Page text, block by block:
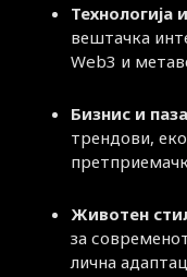
Технологија
вештачка
Web3 и
Бизнис и
трендови,
Животен
за
лична